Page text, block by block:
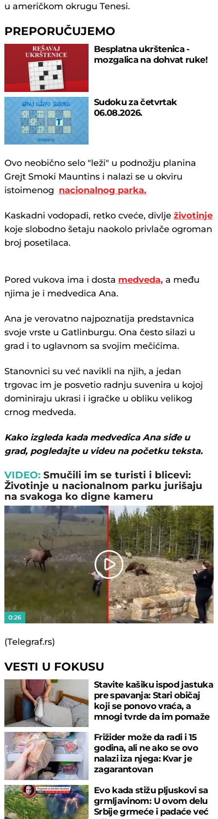
u američkom okrugu Tenesi.
PREPORUČUJEMO
Besplatna ukrštenica -
mozgalica na dohvat ruke!
Sudoku za četvrtak
06.08.2026.
Ovo neobično selo "leži" u podnožju planina
Grejt Smoki Mauntins i nalazi se u okviru
istoimenog nacionalnog parka.
Kaskadni vodopadi, retko cveće, divlježivotinje
koje slobodno šetaju naokolo privlače ogroman
broj posetilaca.
Pored vukova ima i dosta medveda, a među
njima je i medvedica Ana.
Ana je verovatno najpoznatija predstavnica
svoje vrste u Gatlinburgu. Ona često silazi u
grad i to uglavnom sa svojim mečićima.
Stanovnici su već navikli na njih, a jedan
trgovac im je posvetio radnju suvenira u kojoj
dominiraju ukrasi i igračke u obliku velikog
crnog medveda.
Kako izgleda kada medvedica Ana siđe u
grad, pogledajte u videu na početku teksta.
VIDEO:Smučili im se turisti i blicevi:
Životinje u nacionalnom parku jurišaju
na svakoga ko digne kameru
Play
Video
0:26
(Telegraf.rs)
VESTI U FOKUSU
Stavite kašiku ispod jastuka
pre spavanja: Stari običaj
koji se ponovo vraća, a
mnogi tvrde da im pomaže
Frižider može da radi i 15
godina, ali ne ako se ovo
nalazi iza njega: Kvar je
zagarantovan
Evo kada stižu pljuskovi sa
grmljavinom: U ovom delu
Srbije grmeće i padaće već